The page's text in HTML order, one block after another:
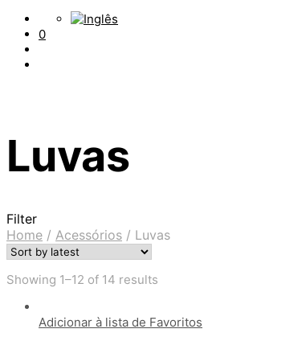
0
Luvas
Filter
Home / Acessórios / Luvas
Showing 1–12 of 14 results
Adicionar à lista de Favoritos